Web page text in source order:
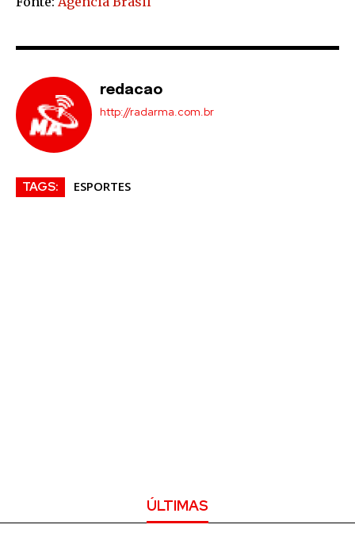
redacao
http://radarma.com.br
TAGS: ESPORTES
ÚLTIMAS